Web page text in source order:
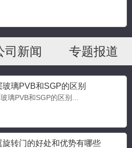
司新闻 专题报道
玻璃PVB和SGP的区别
璃PVB和SGP的区别...
旋转门的好处和优势有哪些